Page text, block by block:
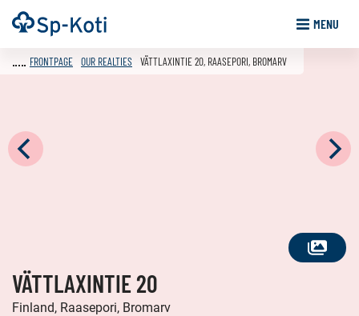
Go
to
Frontpage MENU
SEE
FRONTPAGE OUR REALTIES VÄTTLAXINTIE 20, RAASEPORI, BROMARV
VÄTTLAXINTIE 20
Finland, Raasepori, Bromarv